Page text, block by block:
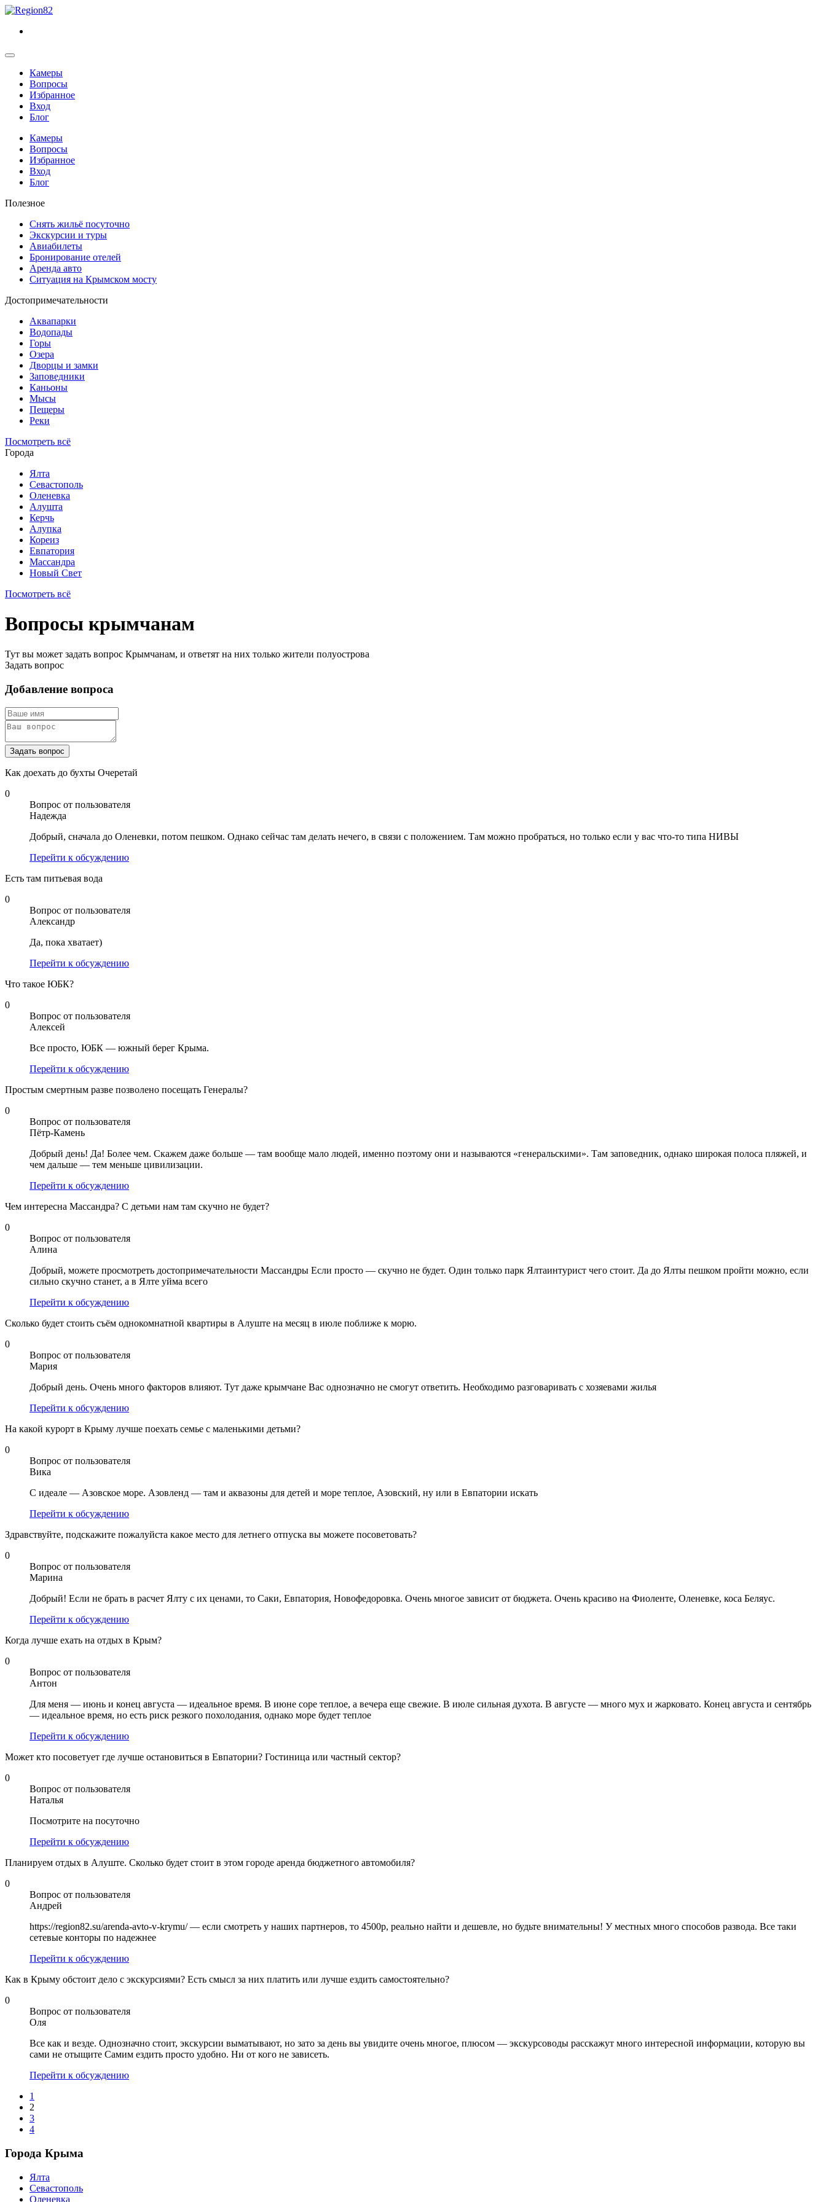
Камеры
Вопросы
Избранное
Вход
Блог
Камеры
Вопросы
Избранное
Вход
Блог
Полезное
Снять жильё посуточно
Экскурсии и туры
Авиабилеты
Бронирование отелей
Аренда авто
Ситуация на Крымском мосту
Достопримечательности
Аквапарки
Водопады
Горы
Озера
Дворцы и замки
Заповедники
Каньоны
Мысы
Пещеры
Реки
Посмотреть всё
Города
Ялта
Севастополь
Оленевка
Алушта
Керчь
Алупка
Кореиз
Евпатория
Массандра
Новый Свет
Посмотреть всё
Вопросы крымчанам
Тут вы может задать вопрос Крымчанам, и ответят на них только жители полуострова
Задать вопрос
Добавление вопроса
Задать вопрос
Как доехать до бухты Очеретай
0
Вопрос от пользователя
Надежда
Добрый, сначала до Оленевки, потом пешком. Однако сейчас там делать нечего, в связи с положением. Там можно пробраться, но только если у вас что-то типа НИВЫ
Перейти к обсуждению
Есть там питьевая вода
0
Вопрос от пользователя
Александр
Да, пока хватает)
Перейти к обсуждению
Что такое ЮБК?
0
Вопрос от пользователя
Алексей
Все просто, ЮБК — южный берег Крыма.
Перейти к обсуждению
Простым смертным разве позволено посещать Генералы?
0
Вопрос от пользователя
Пётр-Камень
Добрый день! Да! Более чем. Скажем даже больше — там вообще мало людей, именно поэтому они и называются «генеральскими». Там заповедник, однако широкая полоса пляжей, и
чем дальше — тем меньше цивилизации.
Перейти к обсуждению
Чем интересна Массандра? С детьми нам там скучно не будет?
0
Вопрос от пользователя
Алина
Добрый, можете просмотреть достопримечательности Массандры Если просто — скучно не будет. Один только парк Ялтаинтурист чего стоит. Да до Ялты пешком пройти можно, если
сильно скучно станет, а в Ялте уйма всего
Перейти к обсуждению
Сколько будет стоить съём однокомнатной квартиры в Алуште на месяц в июле поближе к морю.
0
Вопрос от пользователя
Мария
Добрый день. Очень много факторов влияют. Тут даже крымчане Вас однозначно не смогут ответить. Необходимо разговаривать с хозяевами жилья
Перейти к обсуждению
На какой курорт в Крыму лучше поехать семье с маленькими детьми?
0
Вопрос от пользователя
Вика
С идеале — Азовское море. Азовленд — там и аквазоны для детей и море теплое, Азовский, ну или в Евпатории искать
Перейти к обсуждению
Здравствуйте, подскажите пожалуйста какое место для летнего отпуска вы можете посоветовать?
0
Вопрос от пользователя
Марина
Добрый! Если не брать в расчет Ялту с их ценами, то Саки, Евпатория, Новофедоровка. Очень многое зависит от бюджета. Очень красиво на Фиоленте, Оленевке, коса Беляус.
Перейти к обсуждению
Когда лучше ехать на отдых в Крым?
0
Вопрос от пользователя
Антон
Для меня — июнь и конец августа — идеальное время. В июне соре теплое, а вечера еще свежие. В июле сильная духота. В августе — много мух и жарковато. Конец августа и сентябрь
— идеальное время, но есть риск резкого похолодания, однако море будет теплое
Перейти к обсуждению
Может кто посоветует где лучше остановиться в Евпатории? Гостиница или частный сектор?
0
Вопрос от пользователя
Наталья
Посмотрите на посуточно
Перейти к обсуждению
Планируем отдых в Алуште. Сколько будет стоит в этом городе аренда бюджетного автомобиля?
0
Вопрос от пользователя
Андрей
https://region82.su/arenda-avto-v-krymu/ — если смотреть у наших партнеров, то 4500р, реально найти и дешевле, но будьте внимательны! У местных много способов развода. Все таки
сетевые конторы по надежнее
Перейти к обсуждению
Как в Крыму обстоит дело с экскурсиями? Есть смысл за них платить или лучше ездить самостоятельно?
0
Вопрос от пользователя
Оля
Все как и везде. Однозначно стоит, экскурсии выматывают, но зато за день вы увидите очень многое, плюсом — экскурсоводы расскажут много интересной информации, которую вы
сами не отыщите Самим ездить просто удобно. Ни от кого не зависеть.
Перейти к обсуждению
1
2
3
4
Города Крыма
Ялта
Севастополь
Оленевка